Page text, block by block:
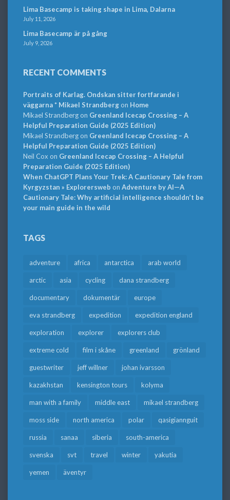
Lima Basecamp is taking shape in Lima, Dalarna
July 11, 2026
Lima Basecamp är på gång
July 9, 2026
RECENT COMMENTS
Portraits of Karlag. Ondskan sitter fortfarande i
väggarna * Mikael Strandbergon Home
Mikael Strandbergon Greenland Icecap Crossing – A
Helpful Preparation Guide (2025 Edition)
Mikael Strandbergon Greenland Icecap Crossing – A
Helpful Preparation Guide (2025 Edition)
Neil Cox on Greenland Icecap Crossing – A Helpful
Preparation Guide (2025 Edition)
When ChatGPT Plans Your Trek: A Cautionary Tale from
Kyrgyzstan » Explorersweb on Adventure by AI—A
Cautionary Tale: Why artificial intelligence shouldn’t be
your main guide in the wild
TAGS
adventure africa antarctica arab world
arctic asia cycling dana strandberg
documentary dokumentär europe
eva strandberg expedition expedition england
exploration explorer explorers club
extreme cold film i skåne greenland grönland
guestwriter jeff willner johan ivarsson
kazakhstan kensington tours kolyma
man with a family middle east mikael strandberg
moss side north america polar qasigiannguit
russia sanaa siberia south-america
svenska svt travel winter yakutia
yemen äventyr